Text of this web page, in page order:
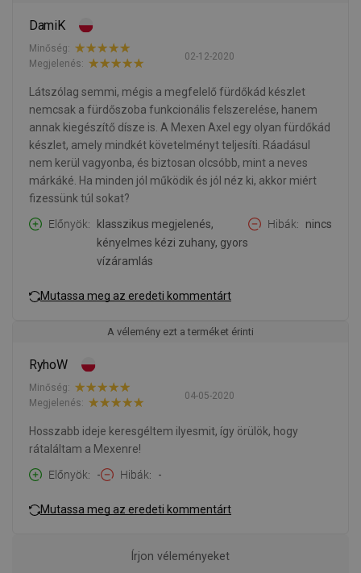
DamiK
02-12-2020
Minőség:
Megjelenés:
Látszólag semmi, mégis a megfelelő fürdőkád készlet
nemcsak a fürdőszoba funkcionális felszerelése, hanem
annak kiegészítő dísze is. A Mexen Axel egy olyan fürdőkád
készlet, amely mindkét követelményt teljesíti. Ráadásul
nem kerül vagyonba, és biztosan olcsóbb, mint a neves
márkáké. Ha minden jól működik és jól néz ki, akkor miért
fizessünk túl sokat?
Előnyök
klasszikus megjelenés,
kényelmes kézi zuhany, gyors
vízáramlás
Hibák nincs
Mutassa meg az eredeti kommentárt
A vélemény ezt a terméket érinti
RyhoW
04-05-2020
Minőség:
Megjelenés:
Hosszabb ideje keresgéltem ilyesmit, így örülök, hogy
rátaláltam a Mexenre!
Előnyök
- Hibák -
Mutassa meg az eredeti kommentárt
Írjon véleményeket